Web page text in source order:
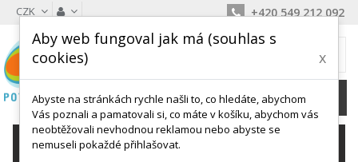
CZK +420 549 212 092
0 Kč
KATEGORIE
Aby web fungoval jak má (souhlas s
cookies)
x
Abyste na stránkách rychle našli to, co hledáte, abychom
Vás poznali a pamatovali si, co máte v košíku, abychom vás
neobtěžovali nevhodnou reklamou nebo abyste se
nemuseli pokaždé přihlašovat.